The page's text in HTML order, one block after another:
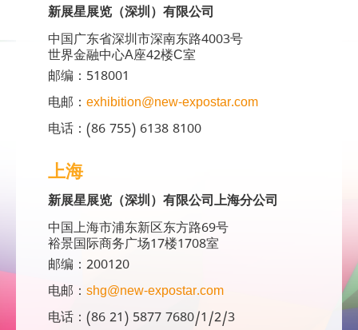
新展星展览（深圳）有限公司
中国广东省深圳市深南东路4003号
世界金融中心A座42楼C室
邮编：518001
电邮： exhibition@new-expostar.com
电话：(86 755) 6138 8100
上海
新展星展览（深圳）有限公司上海分公司
中国上海市浦东新区东方路69号
裕景国际商务广场17楼1708室
邮编：200120
电邮： shg@new-expostar.com
电话：(86 21) 5877 7680/1/2/3